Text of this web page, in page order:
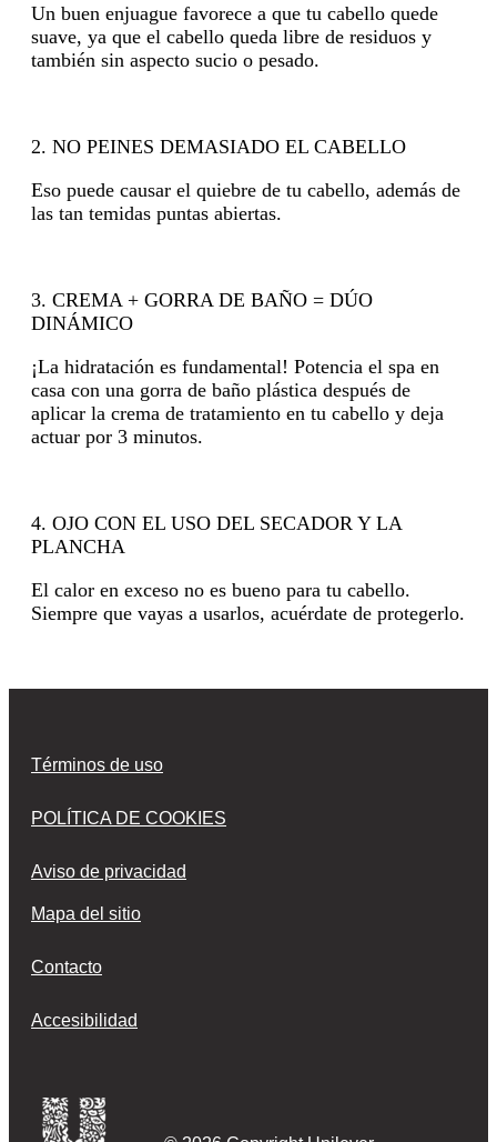
Un buen enjuague favorece a que tu cabello quede
suave, ya que el cabello queda libre de residuos y
también sin aspecto sucio o pesado.
2. NO PEINES DEMASIADO EL CABELLO
Eso puede causar el quiebre de tu cabello, además de
las tan temidas puntas abiertas.
3. CREMA + GORRA DE BAÑO = DÚO
DINÁMICO
¡La hidratación es fundamental! Potencia el spa en
casa con una gorra de baño plástica después de
aplicar la crema de tratamiento en tu cabello y deja
actuar por 3 minutos.
4. OJO CON EL USO DEL SECADOR Y LA
PLANCHA
El calor en exceso no es bueno para tu cabello.
Siempre que vayas a usarlos, acuérdate de protegerlo.
Términos de uso
POLÍTICA DE COOKIES
Aviso de privacidad
Mapa del sitio
Contacto
Accesibilidad